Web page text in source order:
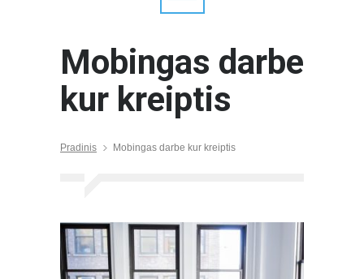
Mobingas darbe
kur kreiptis
Pradinis Mobingas darbe kur kreiptis